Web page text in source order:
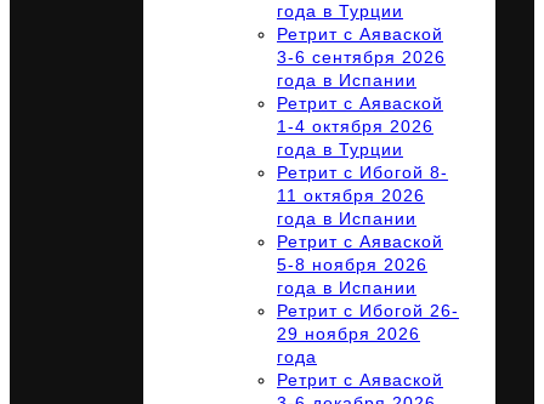
года в Турции
Ретрит с Аяваской
3-6 сентября 2026
года в Испании
Ретрит с Аяваской
1-4 октября 2026
года в Турции
Ретрит с Ибогой 8-
11 октября 2026
года в Испании
Ретрит с Аяваской
5-8 ноября 2026
года в Испании
Ретрит с Ибогой 26-
29 ноября 2026
года
Ретрит с Аяваской